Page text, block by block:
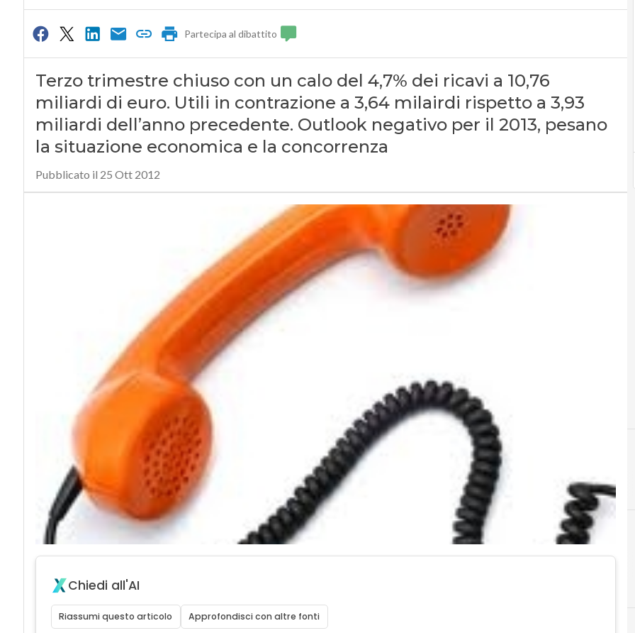
Partecipa al dibattito
Terzo trimestre chiuso con un calo del 4,7% dei ricavi a 10,76
miliardi di euro. Utili in contrazione a 3,64 milairdi rispetto a 3,93
miliardi dell’anno precedente. Outlook negativo per il 2013, pesano
la situazione economica e la concorrenza
Pubblicato il 25 Ott 2012
Chiedi all'AI
Riassumi questo articolo Approfondisci con altre fonti
dividendi